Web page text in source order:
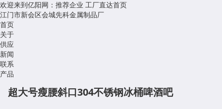
欢迎来到亿阳网：推荐企业 工厂直达首页
江门市新会区会城先科金属制品厂
首页
关于
供应
新闻
联系
产品
超大号瘦腰斜口304不锈钢冰桶啤酒吧